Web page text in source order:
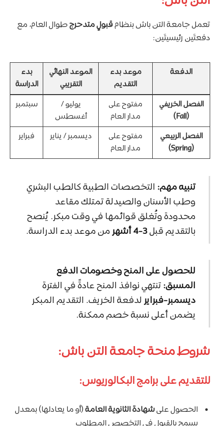
تعمل جامعة التن باش بنظامقبولٍ متدحرجطوال العام، مع
دفعتَين رئيسيتَين:
الدفعة
موعد بدء
التقديم
الموعد النهائي
التقريبي
بدء
الدراسة
الفصل الخريفي
(Fall)
مفتوح على
مدار العام
يوليو /
أغسطس
سبتمبر
الفصل الربيعي
(Spring)
مفتوح على
مدار العام
ديسمبر / يناير فبراير
تنبيه مهم: التخصصات الطبية كالطب البشري
وطب الأسنان والصيدلة تمتلك مقاعد
محدودة وتُغلق قوائمها في وقت مبكر. يُنصح
بالتقديم قبل3-4 أشهر من موعد بدء الدراسة.
للحصول على المنح وخصومات الدفع
المسبق:تنتهي نوافذ المنح عادةً في الفترة
ديسمبر-فبرايرلدفعة الخريف. التقديم المبكر
يضمن أعلى نسبة خصم ممكنة.
شروط منحة جامعة التن باش:
للتقديم على برامج البكالوريوس:
الحصول علىشهادة الثانوية العامة(أو ما يعادلها) بمعدل
يسمح بالقبول في التخصص المطلوب